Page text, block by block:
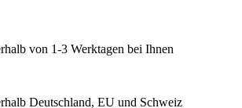
von 1-3 Werktagen bei Ihnen
Deutschland, EU und Schweiz